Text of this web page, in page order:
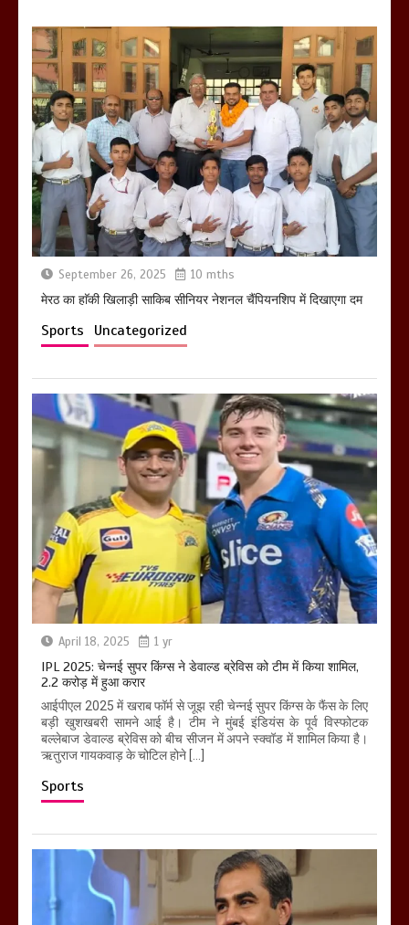
होलिका रखने पर लात मार कर होलिका को किया
तहस नहस,मोहल्ले वालों के साथ की गई गाली
गलोच ,कहा अगर रखी गई होली तो होगा खून
खराबा,
March 11, 2025
September 26, 2025 10 mths
मेरठ का हाॅकी खिलाड़ी साकिब सीनियर नेशनल चैंपियनशिप में दिखाएगा दम
Sports Uncategorized
April 18, 2025 1 yr
IPL 2025: चेन्नई सुपर किंग्स ने डेवाल्ड ब्रेविस को टीम में किया शामिल,
2.2 करोड़ में हुआ करार
आईपीएल 2025 में खराब फॉर्म से जूझ रही चेन्नई सुपर किंग्स के फैंस के लिए
बड़ी खुशखबरी सामने आई है। टीम ने मुंबई इंडियंस के पूर्व विस्फोटक
बल्लेबाज डेवाल्ड ब्रेविस को बीच सीजन में अपने स्क्वॉड में शामिल किया है।
ऋतुराज गायकवाड़ के चोटिल होने […]
Sports